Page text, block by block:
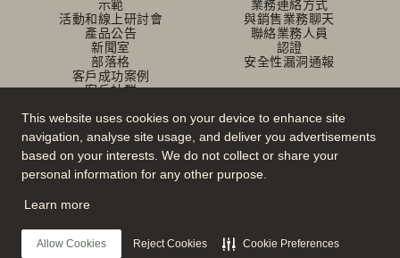
This website uses cookies on your device to enhance site
navigation, analyse site usage, and deliver you advertisements
based on your interests. We do not collect or share your
personal information for any other purpose.
Learn more
Allow Cookies Reject Cookies Cookie Preferences
示範
活動和線上研討會
產品公告
新聞室
部落格
客戶成功案例
客戶社群
業務連絡方式
與銷售業務聊天
聯絡業務人員
認證
安全性漏洞通報
加入討論
追蹤所有 Everpure 官方社群平台
© 2026 Everpure, Inc. 版權所有。